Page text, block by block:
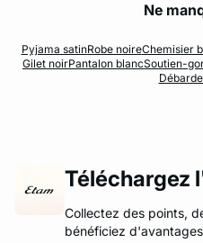
Ne
Pyjama satinRobe noireChemisier
Gilet noirPantalon blancSoutien-
Téléchargez
Collectez des points,
bénéficiez